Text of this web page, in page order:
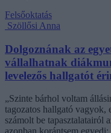
Felsőoktatás
Szöllősi Anna
Dolgoznának az
vállalhatnak
levelezős hallgatót
„Szinte bárhol voltam
tagozatos hallgató vagyok,
számolt be tapasztalatairól